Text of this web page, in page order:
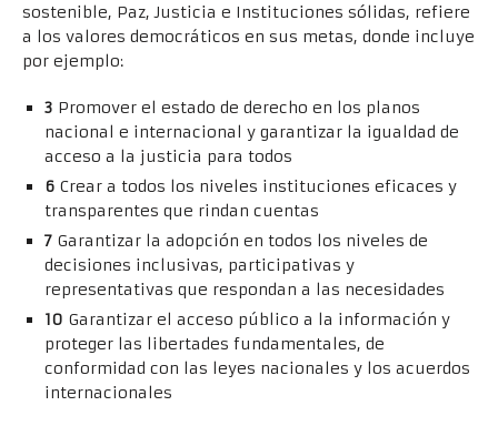
sostenible, Paz, Justicia e Instituciones sólidas, refiere
a los valores democráticos en sus metas, donde incluye
por ejemplo:
3 Promover el estado de derecho en los planos
nacional e internacional y garantizar la igualdad de
acceso a la justicia para todos
6 Crear a todos los niveles instituciones eficaces y
transparentes que rindan cuentas
7 Garantizar la adopción en todos los niveles de
decisiones inclusivas, participativas y
representativas que respondan a las necesidades
10 Garantizar el acceso público a la información y
proteger las libertades fundamentales, de
conformidad con las leyes nacionales y los acuerdos
internacionales